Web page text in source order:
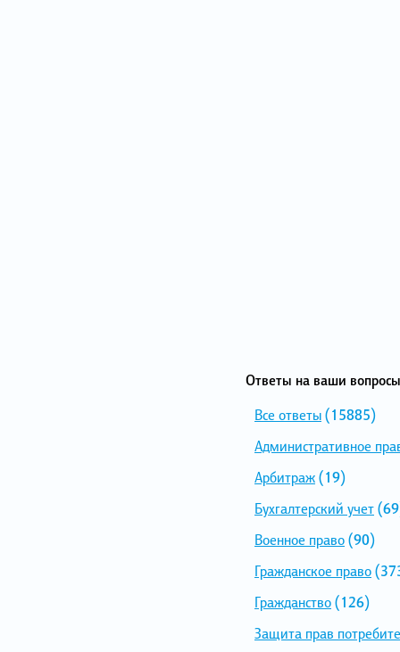
Ответы на ваши
Все ответы(15885)
Административное
Арбитраж(19)
Бухгалтерский учет
Военное право(90)
Гражданское право
Гражданство(126)
Защита прав